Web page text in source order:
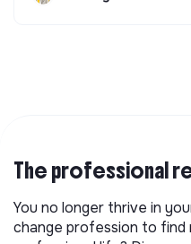
The professional
You no longer thrive in
change profession to find